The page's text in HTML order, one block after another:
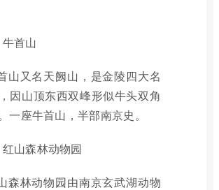
首山
山又名天阙山，是金陵四大名
因山顶东西双峰形似牛头双角
一座牛首山，半部南京史。
山森林动物园
森林动物园由南京玄武湖动物